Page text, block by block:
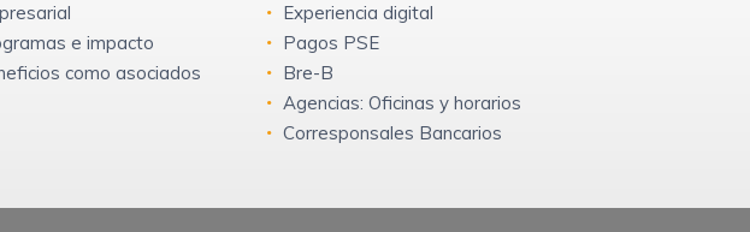
e impacto
como asociados
Experiencia digital
Pagos PSE
Bre-B
Agencias: Oficinas y horarios
Corresponsales Bancarios